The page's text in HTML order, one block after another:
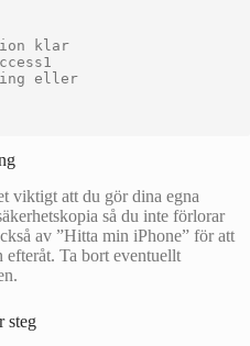
klar
eller
viktigt att du gör dina egna
så du inte förlorar
av ”Hitta min iPhone” för att
efteråt. Ta bort eventuellt
steg